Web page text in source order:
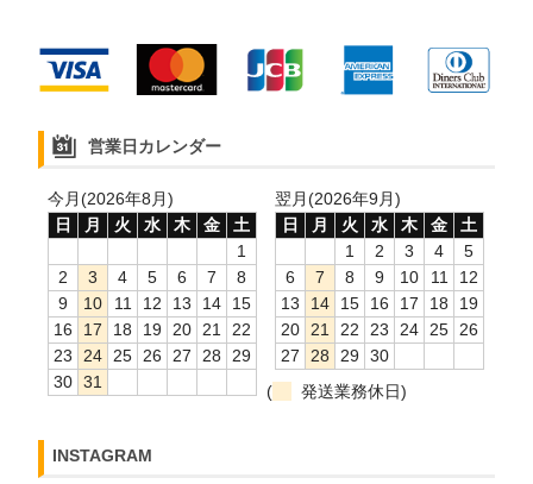
営業日カレンダー
今月(2026年8月)
日
月 火 水 木 金
土
1
2
3 4 5 6 7
8
9
10 11 12 13 14
15
16
17 18 19 20 21
22
23
24 25 26 27 28
29
30 31
翌月(2026年9月)
日
月 火 水 木 金
土
1
2 3 4
5
6
7 8 9 10 11
12
13
14 15 16 17 18
19
20
21 22 23 24 25
26
27
28 29
30
(
発送業務休日)
INSTAGRAM